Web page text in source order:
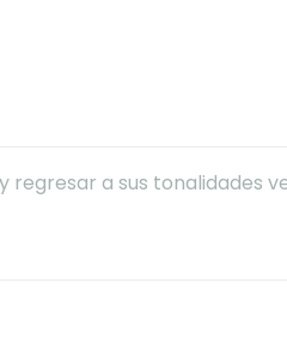
a sus tonalidades